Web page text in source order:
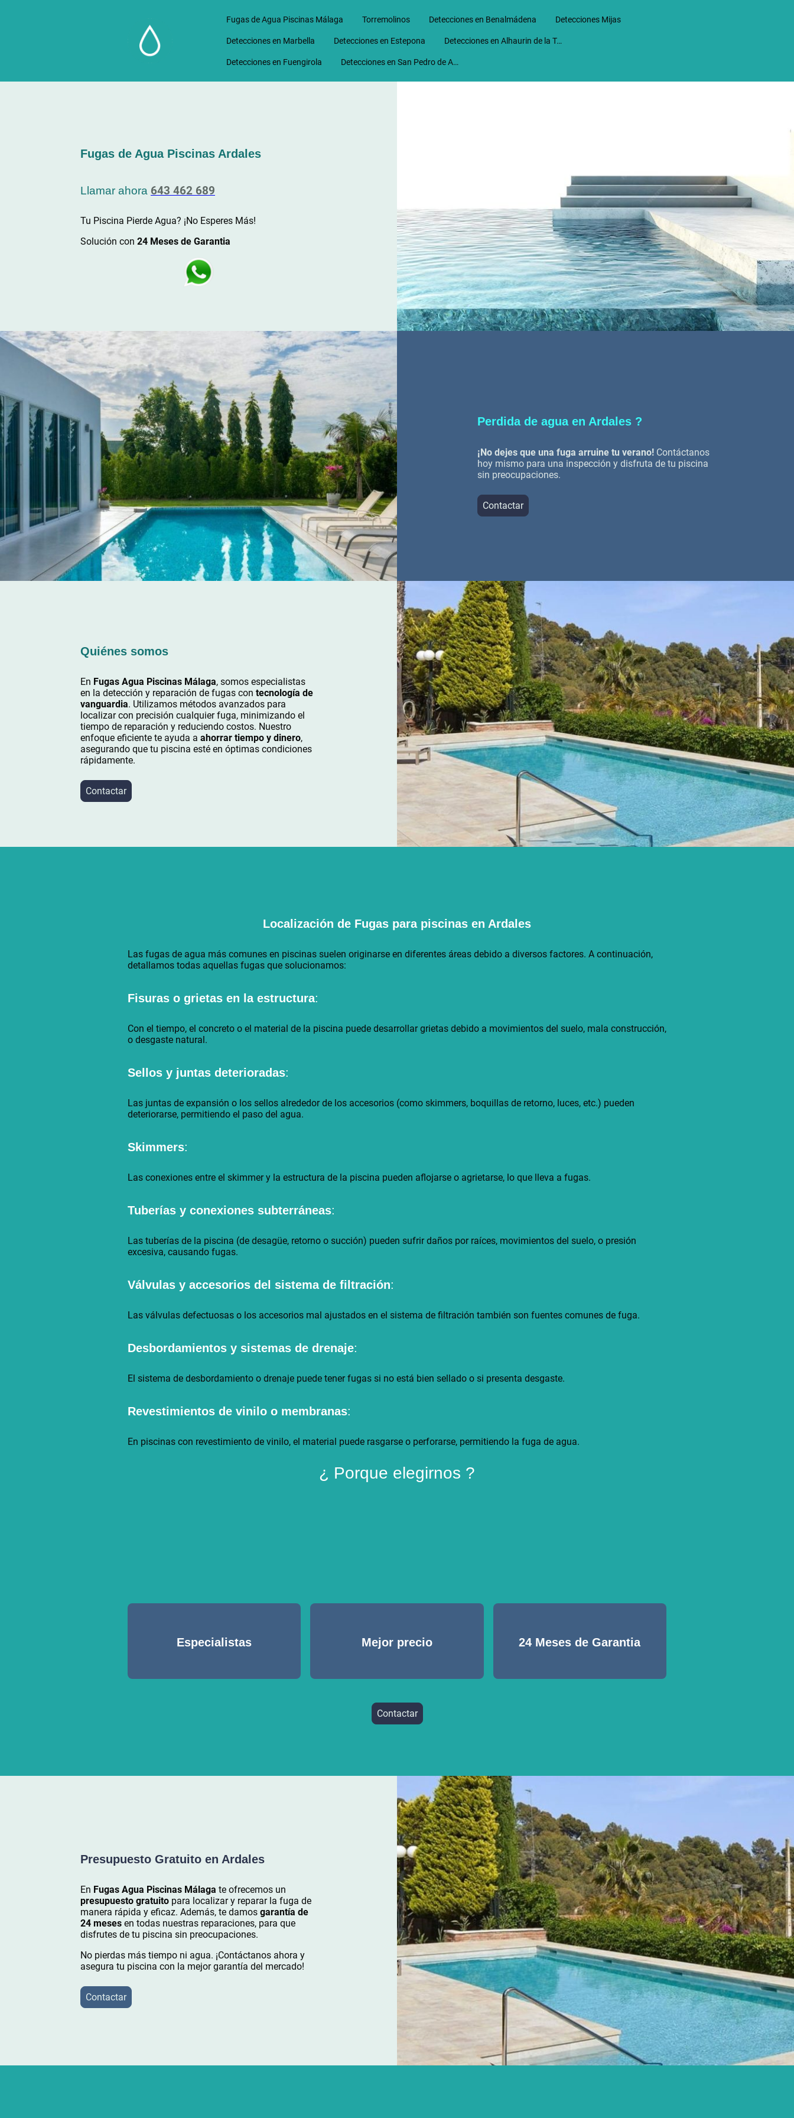
Fugas de Agua Piscinas Málaga Torremolinos Detecciones en Benalmádena Detecciones Mijas
Detecciones en Marbella Detecciones en Estepona Detecciones en Alhaurin de la Torre
Detecciones en Fuengirola Detecciones en San Pedro de Alcantara
Fugas de Agua Piscinas Ardales
Llamar ahora 643 462 689
Tu Piscina Pierde Agua? ¡No Esperes Más!
Solución con 24 Meses de Garantia
Perdida de agua en Ardales ?
¡No dejes que una fuga arruine tu verano! Contáctanos
hoy mismo para una inspección y disfruta de tu piscina
sin preocupaciones.
Contactar
Quiénes somos
En Fugas Agua Piscinas Málaga, somos especialistas
en la detección y reparación de fugas con tecnología de
vanguardia. Utilizamos métodos avanzados para
localizar con precisión cualquier fuga, minimizando el
tiempo de reparación y reduciendo costos. Nuestro
enfoque eficiente te ayuda a ahorrar tiempo y dinero,
asegurando que tu piscina esté en óptimas condiciones
rápidamente.
Contactar
Localización de Fugas para piscinas en Ardales
Las fugas de agua más comunes en piscinas suelen originarse en diferentes áreas debido a diversos factores. A continuación,
detallamos todas aquellas fugas que solucionamos:
Fisuras o grietas en la estructura:
Con el tiempo, el concreto o el material de la piscina puede desarrollar grietas debido a movimientos del suelo, mala construcción,
o desgaste natural.
Sellos y juntas deterioradas:
Las juntas de expansión o los sellos alrededor de los accesorios (como skimmers, boquillas de retorno, luces, etc.) pueden
deteriorarse, permitiendo el paso del agua.
Skimmers:
Las conexiones entre el skimmer y la estructura de la piscina pueden aflojarse o agrietarse, lo que lleva a fugas.
Tuberías y conexiones subterráneas:
Las tuberías de la piscina (de desagüe, retorno o succión) pueden sufrir daños por raíces, movimientos del suelo, o presión
excesiva, causando fugas.
Válvulas y accesorios del sistema de filtración:
Las válvulas defectuosas o los accesorios mal ajustados en el sistema de filtración también son fuentes comunes de fuga.
Desbordamientos y sistemas de drenaje:
El sistema de desbordamiento o drenaje puede tener fugas si no está bien sellado o si presenta desgaste.
Revestimientos de vinilo o membranas:
En piscinas con revestimiento de vinilo, el material puede rasgarse o perforarse, permitiendo la fuga de agua.
¿ Porque elegirnos ?
Especialistas Mejor precio 24 Meses de Garantia
Contactar
Presupuesto Gratuito en Ardales
En Fugas Agua Piscinas Málaga te ofrecemos un
presupuesto gratuito para localizar y reparar la fuga de
manera rápida y eficaz. Además, te damos garantía de
24 meses en todas nuestras reparaciones, para que
disfrutes de tu piscina sin preocupaciones.
No pierdas más tiempo ni agua. ¡Contáctanos ahora y
asegura tu piscina con la mejor garantía del mercado!
Contactar